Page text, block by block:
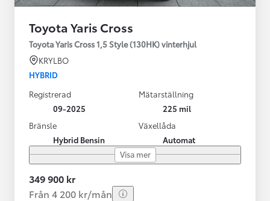
Toyota Yaris Cross
Toyota Yaris Cross 1,5 Style (130HK) vinterhjul
KRYLBO
HYBRID
Registrerad
09-2025
Mätarställning
225 mil
Bränsle
Hybrid Bensin
Växellåda
Automat
Visa mer
349 900 kr
Från 4 200 kr/mån